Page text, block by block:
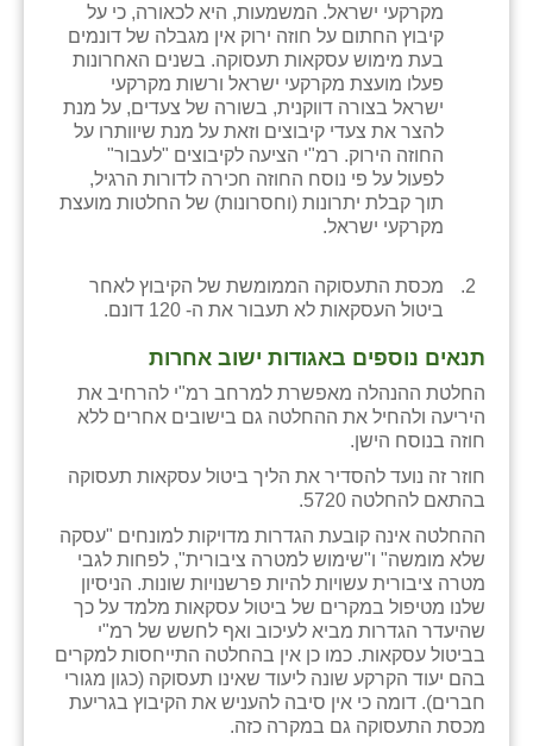
מקרקעי ישראל. המשמעות, היא לכאורה, כי על
קיבוץ החתום על חוזה ירוק אין מגבלה של דונמים
בעת מימוש עסקאות תעסוקה. בשנים האחרונות
פעלו מועצת מקרקעי ישראל ורשות מקרקעי
ישראל בצורה דווקנית, בשורה של צעדים, על מנת
להצר את צעדי קיבוצים וזאת על מנת שיוותרו על
החוזה הירוק. רמ"י הציעה לקיבוצים "לעבור"
לפעול על פי נוסח החוזה חכירה לדורות הרגיל,
תוך קבלת יתרונות (וחסרונות) של החלטות מועצת
מקרקעי ישראל.
מכסת התעסוקה הממומשת של הקיבוץ לאחר
ביטול העסקאות לא תעבור את ה- 120 דונם.
תנאים נוספים באגודות ישוב אחרות
החלטת ההנהלה מאפשרת למרחב רמ"י להרחיב את
היריעה ולהחיל את ההחלטה גם בישובים אחרים ללא
חוזה בנוסח הישן.
חוזר זה נועד להסדיר את הליך ביטול עסקאות תעסוקה
בהתאם להחלטה 5720.
ההחלטה אינה קובעת הגדרות מדויקות למונחים "עסקה
שלא מומשה" ו"שימוש למטרה ציבורית", לפחות לגבי
מטרה ציבורית עשויות להיות פרשנויות שונות. הניסיון
שלנו מטיפול במקרים של ביטול עסקאות מלמד על כך
שהיעדר הגדרות מביא לעיכוב ואף לחשש של רמ"י
בביטול עסקאות. כמו כן אין בהחלטה התייחסות למקרים
בהם יעוד הקרקע שונה ליעוד שאינו תעסוקה (כגון מגורי
חברים). דומה כי אין סיבה להעניש את הקיבוץ בגריעת
מכסת התעסוקה גם במקרה כזה.
נהריה (אג״ש)
עין חצבה
רועי
רימונים
רמות השבים
רמת הדר
שבי ציון
שדה ורבורג
שדה צבי
שדמה
שכניה